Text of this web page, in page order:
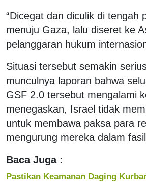
“Dicegat dan diculik di tengah
menuju Gaza, lalu diseret ke
pelanggaran hukum
Situasi tersebut semakin
munculnya laporan bahwa
GSF 2.0 tersebut mengalami
menegaskan, Israel tidak
untuk membawa paksa para
mengurung mereka dalam
Baca Juga :
Pastikan Keamanan Daging